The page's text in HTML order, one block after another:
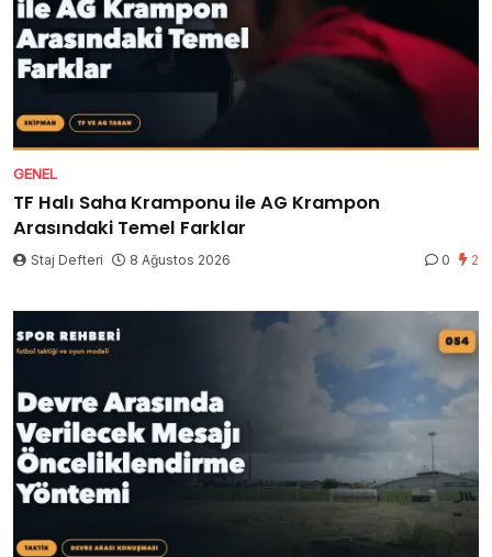
GENEL
TF Halı Saha Kramponu ile AG Krampon
Arasındaki Temel Farklar
Staj Defteri 8 Ağustos 2026 0 2